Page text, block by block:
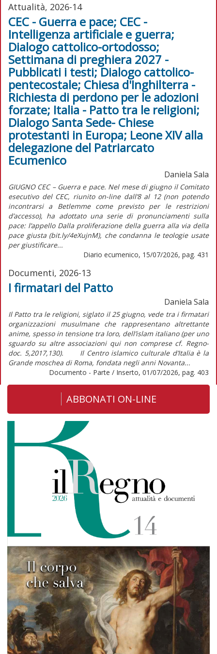
Attualità, 2026-14
CEC - Guerra e pace; CEC -
Intelligenza artificiale e guerra;
Dialogo cattolico-ortodosso;
Settimana di preghiera 2027 -
Pubblicati i testi; Dialogo cattolico-
pentecostale; Chiesa d'Inghilterra -
Richiesta di perdono per le adozioni
forzate; Italia - Patto tra le religioni;
Dialogo Santa Sede- Chiese
protestanti in Europa; Leone XIV alla
delegazione del Patriarcato
Ecumenico
Daniela Sala
GIUGNO CEC – Guerra e pace. Nel mese di giugno il Comitato
esecutivo del CEC, riunito on-line dall’8 al 12 (non potendo
incontrarsi a Betlemme come previsto per le restrizioni
d’accesso), ha adottato una serie di pronunciamenti sulla
pace: l’appello Dalla proliferazione della guerra alla via della
pace giusta (bit.ly/4eXujnM), che condanna le teologie usate
per giustificare...
Diario ecumenico, 15/07/2026, pag. 431
Documenti, 2026-13
I firmatari del Patto
Daniela Sala
Il Patto tra le religioni, siglato il 25 giugno, vede tra i firmatari
organizzazioni musulmane che rappresentano altrettante
anime, spesso in tensione tra loro, dell’islam italiano (per uno
sguardo su altre associazioni qui non comprese cf. Regno-
doc. 5,2017,130). Il Centro islamico culturale d’Italia è la
Grande moschea di Roma, fondata negli anni Novanta...
Documento - Parte / Inserto, 01/07/2026, pag. 403
ABBONATI ON-LINE